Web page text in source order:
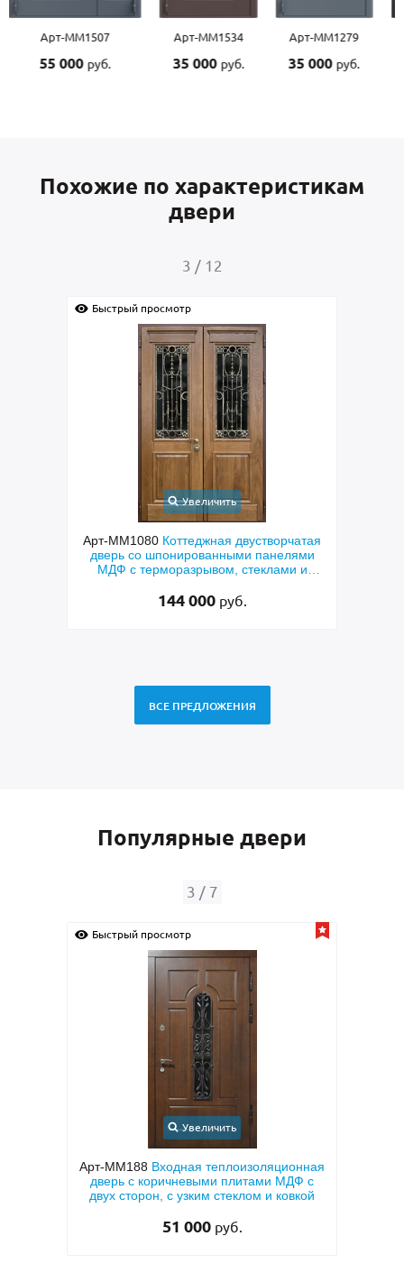
Арт-ММ1507
55 000руб.
Арт-ММ1534
35 000руб.
Арт-ММ1279
35 000руб.
Похожие по характеристикам
двери
4 / 12
Быстрый просмотр
Увеличить
Арт-ММ1080Коттеджная двустворчатая
дверь со шпонированными панелями
МДФ с терморазрывом, стеклами и
144 000руб.
Арт-ММ578
ВСЕ ПРЕДЛОЖЕНИЯ
Популярные двери
4 / 7
Быстрый просмотр
Увеличить
Арт-ММ188Входная теплоизоляционная
дверь с коричневыми плитами МДФ с
двух сторон, с узким стеклом и ковкой
руб.